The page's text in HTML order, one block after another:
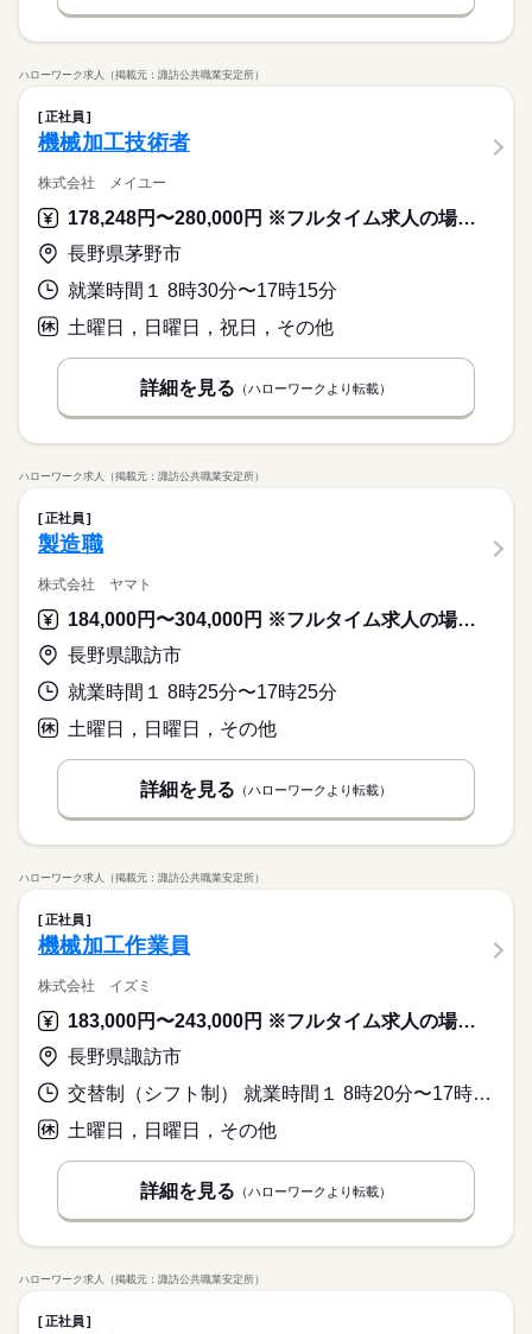
ハローワーク求人（掲載元：諏訪公共職業安定所）
正社員
機械加工技術者
株式会社 メイユー
178,248円〜280,000円 ※フルタイム求人の場合は月額（換算額）、パート求人の場合は時間額を表示しています。
長野県茅野市
就業時間１ 8時30分〜17時15分
土曜日，日曜日，祝日，その他
詳細を見る （ハローワークより転載）
ハローワーク求人（掲載元：諏訪公共職業安定所）
正社員
製造職
株式会社 ヤマト
184,000円〜304,000円 ※フルタイム求人の場合は月額（換算額）、パート求人の場合は時間額を表示しています。
長野県諏訪市
就業時間１ 8時25分〜17時25分
土曜日，日曜日，その他
詳細を見る （ハローワークより転載）
ハローワーク求人（掲載元：諏訪公共職業安定所）
正社員
機械加工作業員
株式会社 イズミ
183,000円〜243,000円 ※フルタイム求人の場合は月額（換算額）、パート求人の場合は時間額を表示しています。
長野県諏訪市
交替制（シフト制） 就業時間１ 8時20分〜17時00分 就業時間２ 17時00分〜1時15分 就業時間３ 0時00分〜8時15分
土曜日，日曜日，その他
詳細を見る （ハローワークより転載）
ハローワーク求人（掲載元：諏訪公共職業安定所）
正社員